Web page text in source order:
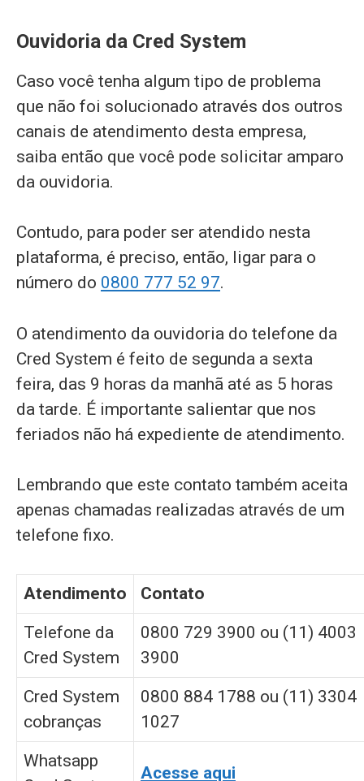
Ouvidoria da Cred System
Caso você tenha algum tipo de problema
que não foi solucionado através dos outros
canais de atendimento desta empresa,
saiba então que você pode solicitar amparo
da ouvidoria.
Contudo, para poder ser atendido nesta
plataforma, é preciso, então, ligar para o
número do 0800 777 52 97.
O atendimento da ouvidoria do telefone da
Cred System é feito de segunda a sexta
feira, das 9 horas da manhã até as 5 horas
da tarde. É importante salientar que nos
feriados não há expediente de atendimento.
Lembrando que este contato também aceita
apenas chamadas realizadas através de um
telefone fixo.
Atendimento
Contato
Telefone da
Cred System
0800 729 3900 ou (11) 4003
3900
Cred System
cobranças
0800 884 1788 ou (11) 3304
1027
Whatsapp
Acesse aqui